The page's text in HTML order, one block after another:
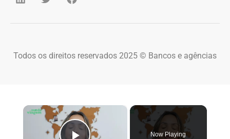
Todos os direitos reservados 2025 © Bancos e agências
×
Now Playing